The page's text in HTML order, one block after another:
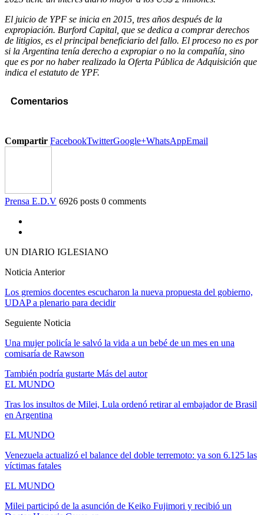
El juicio de YPF se inicia en 2015, tres años después de la
expropiación. Burford Capital, que se dedica a comprar derechos
de litigios, es el principal beneficiario del fallo. El proceso no es por
si la Argentina tenía derecho a expropiar o no la compañía, sino
que es por no haber realizado la Oferta Pública de Adquisición que
indica el estatuto de YPF.
Comentarios
Compartir FacebookTwitterGoogle+WhatsAppEmail
Prensa E.D.V 6926 posts 0 comments
UN DIARIO IGLESIANO
Noticia Anterior
Los gremios docentes escucharon la nueva propuesta del gobierno,
UDAP a plenario para decidir
Seguiente Noticia
Una mujer policía le salvó la vida a un bebé de un mes en una
comisaría de Rawson
También podría gustarte Más del autor
EL MUNDO
Tras los insultos de Milei, Lula ordenó retirar al embajador de Brasil
en Argentina
EL MUNDO
Venezuela actualizó el balance del doble terremoto: ya son 6.125 las
víctimas fatales
EL MUNDO
Milei participó de la asunción de Keiko Fujimori y recibió un